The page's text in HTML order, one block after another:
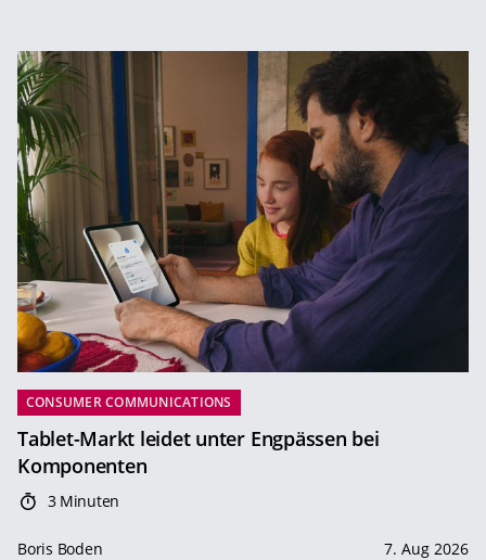
CONSUMER COMMUNICATIONS
Tablet-Markt leidet unter Engpässen bei
Komponenten
3 Minuten
Boris Boden 7. Aug 2026